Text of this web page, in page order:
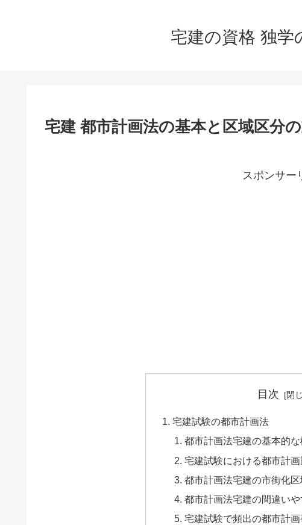
宅建の資格 独学
宅建 都市計画法の基本と区域区分
スポンサー
目次
宅建試験の都市計画法
都市計画法宅建の基本的
宅建試験における都市計
都市計画法宅建の市街化
都市計画法宅建の間違いや
宅建試験で頻出の都市計